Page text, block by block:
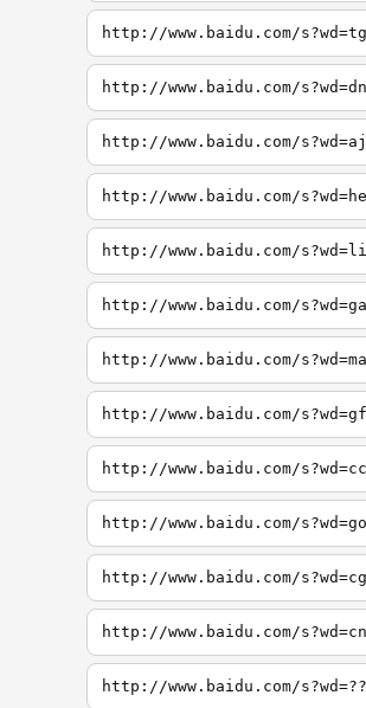
http://www.baidu.com/s?wd=tg
http://www.baidu.com/s?wd=dn
http://www.baidu.com/s?wd=aj
http://www.baidu.com/
http://www.baidu.com/
http://www.baidu.com/
http://www.baidu.com/
http://www.baidu.com/
http://www.baidu.com/
http://www.baidu.com/
http://www.baidu.com/
http://www.baidu.com/
http://www.baidu.com/